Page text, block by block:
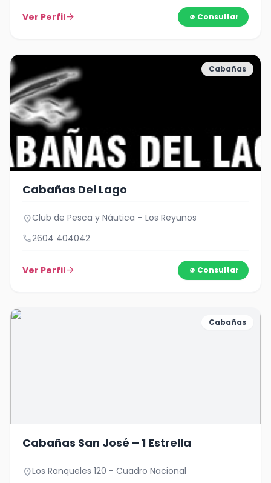
Ver Perfilarrow_forward Consultar
Cabañas
Cabañas Del Lago
location_onClub de Pesca y Náutica – Los Reyunos
call2604 404042
Ver Perfilarrow_forward Consultar
Cabañas
Cabañas San José – 1 Estrella
location_onLos Ranqueles 120 - Cuadro Nacional